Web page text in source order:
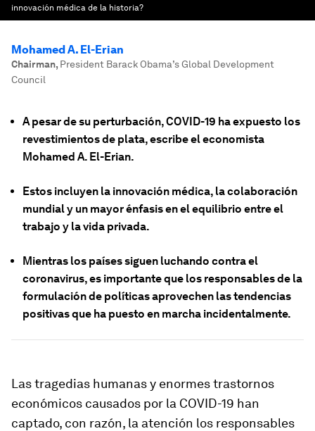
innovación médica de la historia?
Mohamed A. El-Erian
Chairman, President Barack Obama’s Global Development
Council
A pesar de su perturbación, COVID-19 ha expuesto los
revestimientos de plata, escribe el economista
Mohamed A. El-Erian.
Estos incluyen la innovación médica, la colaboración
mundial y un mayor énfasis en el equilibrio entre el
trabajo y la vida privada.
Mientras los países siguen luchando contra el
coronavirus, es importante que los responsables de la
formulación de políticas aprovechen las tendencias
positivas que ha puesto en marcha incidentalmente.
Las tragedias humanas y enormes trastornos
económicos causados por la COVID-19 han
captado, con razón, la atención los responsables